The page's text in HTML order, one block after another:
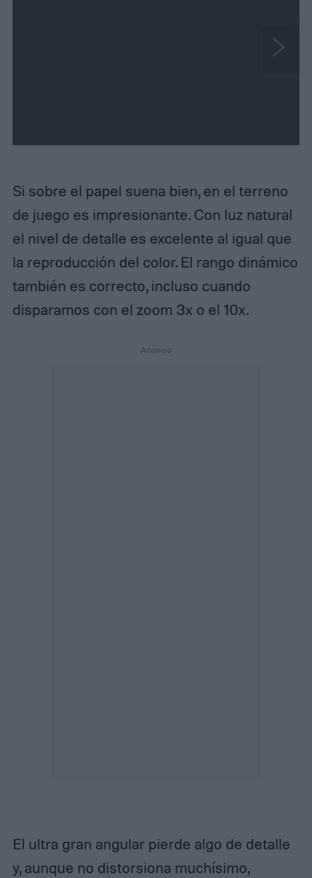
Si sobre el papel suena bien, en el terreno
de juego es impresionante. Con luz natural
el nivel de detalle es excelente al igual que
la reproducción del color. El rango dinámico
también es correcto, incluso cuando
disparamos con el zoom 3x o el 10x.
El ultra gran angular pierde algo de detalle
y, aunque no distorsiona muchísimo,